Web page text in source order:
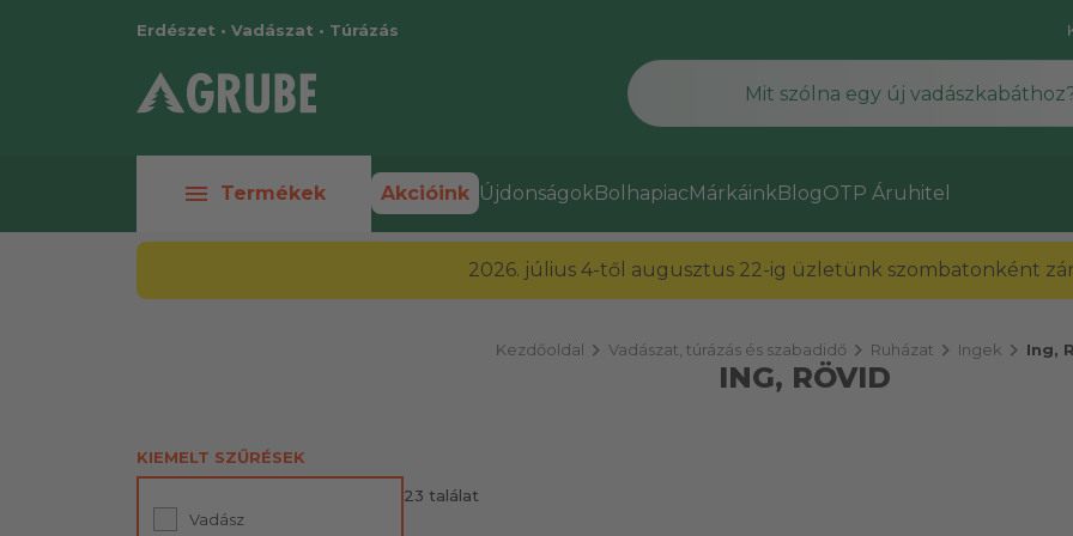
Erdészet • Vadászat • Túrázás
menu Termékek Akcióink ÚjdonságokBolhapiacMárkáinkBlogOTP Áruhitel
2026. július 4-től augusztus 22-ig üzletünk szombatonként
Kezdőoldal chevron_right Vadászat, túrázás és szabadidő chevron_right Ruházat chevron_right Ingek chevron_right Ing,
ING, RÖVID
23 találat
KIEMELT SZŰRÉSEK
Vadász